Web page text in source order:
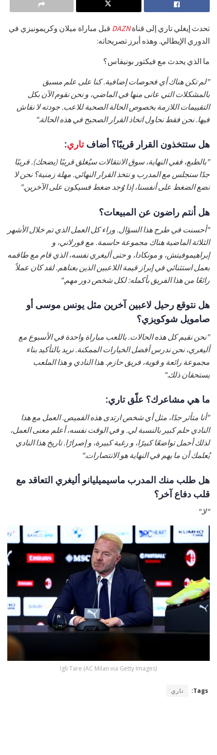
تحدث إيغلي تاري إلى قناةDAZN قبل مباراة ميلان وكريمونيزي في
الدوري الإيطالي. وهذه أبرز تصريحاته:
ما الذي يحدث مع فيكتور بونيفاس؟
"لم تكن هناك أي فحوصات إضافية. كنا على علم مسبق
بالمشكلات التي عانى منها في الماضي، و نحن نقوم الآن بكل
التقييمات اللازمة بخصوص الحالة الصحية للاعب. جودته لا نقاش
فيها. نحن فقط نحاول اتخاذ القرار الصحيح في هذه الحالة."
هل ستتخذون القرار قريبًا؟ أضافتاري:
"بالطبع، ففي النهاية، سوق الانتقالات سيُغلق قريبًا (يضحك). قريبًا
جدًا سنجلس مع المدرب و نتخذ القرار النهائي. مهلة زمنية؟ نحن لا
نضع الضغط على أنفسنا، إذا وُجد ضغط فسيكون على الآخرين."
هل أنتم راضون عن المبيعات؟
"أحسنت في طرح هذا السؤال. وراء كل العمل الذي تم خلال الأشهر
الثلاثة الماضية هناك مجموعة حاسمة. مع فورلاني، و
إبراهيموفيتش، و مونكادا، و حتى أليغري نفسه، الذي قام مع طاقمه
بعمل استثنائي في إبراز قيمة اللاعبين الذين بعناهم. لقد كان عملاً
رائعًا من هذا الفريق بأكمله: لكل شخص دور مهم."
هل نتوقع رحيل لاعبين آخرين مثل يونس موسى أو
صامويل شوكويزي؟
"نحن نقيم كل هذه الحالات. باللعب مباراة واحدة في الأسبوع مع
أليغري، نحن ندرس أفضل الخيارات الممكنة. نريد بالتأكيد بناء
مجموعة رائعة و قوية، فريق حازم. هذا النادي و هذا الملعب
يستحقان ذلك."
ما هي مشاعرك؟ علّق تاري:
"أنا متأثر جدًا، مثل أي شخص ارتدى هذه القميص. العمل مع هذا
النادي حلم كبير بالنسبة لي. و في الوقت نفسه، أعلم معنى العمل،
لذلك أحمل تواضعًا كبيرًا، و رغبة كبيرة، و إصرارًا. تاريخ هذا النادي
يُعلمك أن ما يهم في النهاية هو الانتصارات."
هل طلب منك المدرب ماسيميليانو أليغري التعاقد مع
قلب دفاع آخر؟
"لا."
Igli Tare (AC Milan via Getty Images)
Tags: تاري